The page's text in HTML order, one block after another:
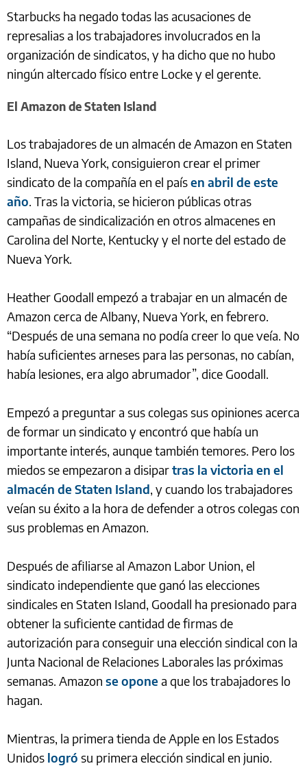
Starbucks ha negado todas las acusaciones de
represalias a los trabajadores involucrados en la
organización de sindicatos, y ha dicho que no hubo
ningún altercado físico entre Locke y el gerente.
El Amazon de Staten Island
Los trabajadores de un almacén de Amazon en Staten
Island, Nueva York, consiguieron crear el primer
sindicato de la compañía en el paísen abril de este
año. Tras la victoria, se hicieron públicas otras
campañas de sindicalización en otros almacenes en
Carolina del Norte, Kentucky y el norte del estado de
Nueva York.
Heather Goodall empezó a trabajar en un almacén de
Amazon cerca de Albany, Nueva York, en febrero.
“Después de una semana no podía creer lo que veía. No
había suficientes arneses para las personas, no cabían,
había lesiones, era algo abrumador”, dice Goodall.
Empezó a preguntar a sus colegas sus opiniones acerca
de formar un sindicato y encontró que había un
importante interés, aunque también temores. Pero los
miedos se empezaron a disipartras la victoria en el
almacén de Staten Island, y cuando los trabajadores
veían su éxito a la hora de defender a otros colegas con
sus problemas en Amazon.
Después de afiliarse al Amazon Labor Union, el
sindicato independiente que ganó las elecciones
sindicales en Staten Island, Goodall ha presionado para
obtener la suficiente cantidad de firmas de
autorización para conseguir una elección sindical con la
Junta Nacional de Relaciones Laborales las próximas
semanas. Amazon se oponea que los trabajadores lo
hagan.
Mientras, la primera tienda de Apple en los Estados
Unidos logró su primera elección sindical en junio.